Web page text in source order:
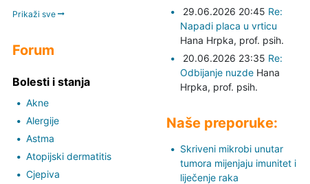
Prikaži sve
Forum
Bolesti i stanja
Akne
Alergije
Astma
Atopijski dermatitis
Cjepiva
29.06.2026 20:45 Re:
Napadi placa u vrticu
Hana Hrpka, prof. psih.
20.06.2026 23:35 Re:
Odbijanje nuzde Hana
Hrpka, prof. psih.
Naše preporuke:
Skriveni mikrobi unutar
tumora mijenjaju imunitet i
liječenje raka